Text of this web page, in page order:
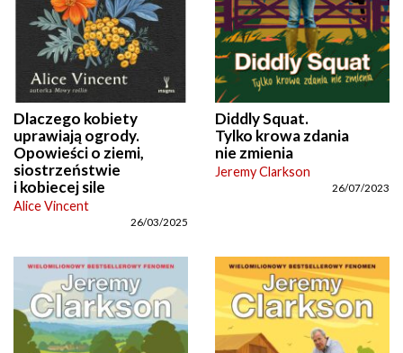
Dlaczego kobiety
uprawiają ogrody.
Opowieści o ziemi,
siostrzeństwie
i kobiecej sile
Alice Vincent
26/03/2025
Diddly Squat.
Tylko krowa zdania
nie zmienia
Jeremy Clarkson
26/07/2023